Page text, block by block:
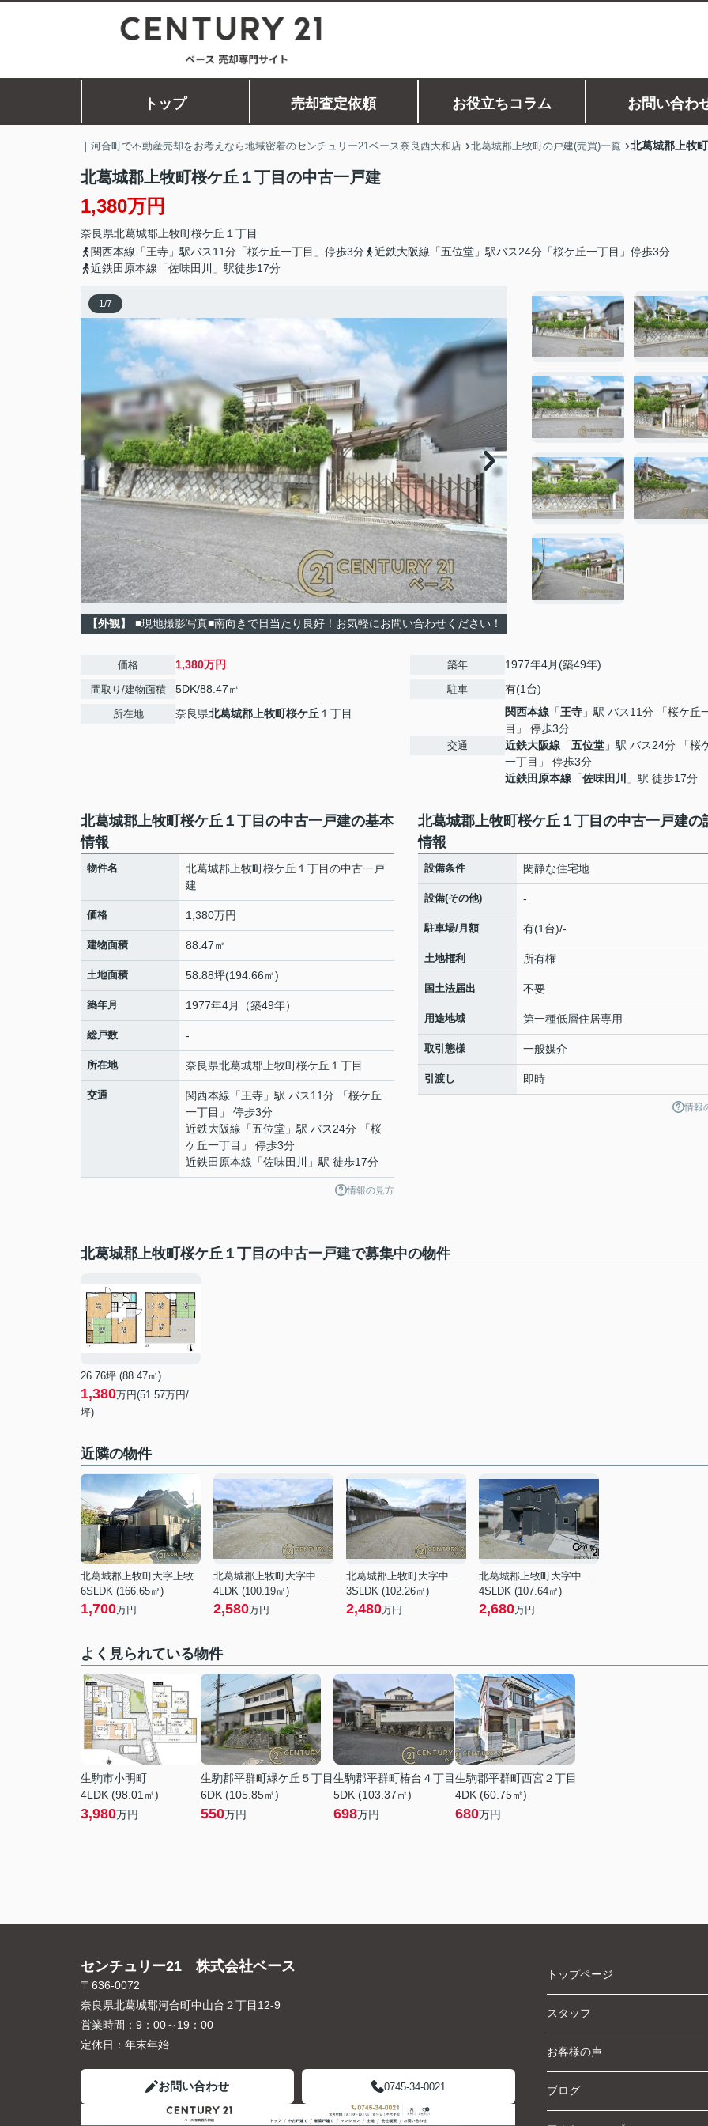
トップ 売却査定依頼 お役立ちコラム お問い合わ
｜河合町で不動産売却をお考えなら地域密着のセンチュリー21ベース奈良西大和店 北葛城郡上牧町の戸建(売買)一覧 北葛城郡上牧
北葛城郡上牧町桜ケ丘１丁目の中古一戸建
1,380万円
奈良県北葛城郡上牧町桜ケ丘 １丁目
関西本線「王寺」駅バス11分「桜ケ丘一丁目」停歩3分
近鉄大阪線「五位堂」駅バス24分「桜ケ丘一丁目」停歩3分
近鉄田原本線「佐味田川」駅徒歩17分
1/7
【外観】 ■現地撮影写真■南向きで日当たり良好！お気軽にお問い合わせください！
価格 1,380万円
間取り/建物面積 5DK/88.47㎡
所在地 奈良県北葛城郡上牧町桜ケ丘 １丁目
築年 1977年4月(築49年)
駐車 有(1台)
交通
関西本線 「王寺 」駅 バス11分 「桜ケ丘
目」 停歩3分
近鉄大阪線 「五位堂 」駅 バス24分 「桜
一丁目」 停歩3分
近鉄田原本線 「佐味田川 」駅 徒歩17分
北葛城郡上牧町桜ケ丘１丁目の中古一戸建の基本
情報
物件名
北葛城郡上牧町桜ケ丘１丁目の中古一戸
建
価格 1,380万円
建物面積 88.47㎡
土地面積 58.88坪(194.66㎡)
築年月 1977年4月（築49年）
総戸数 -
所在地 奈良県北葛城郡上牧町桜ケ丘 １丁目
交通 関西本線 「王寺 」駅 バス11分 「桜ケ丘
一丁目」 停歩3分
近鉄大阪線 「五位堂 」駅 バス24分 「桜
ケ丘一丁目」 停歩3分
近鉄田原本線 「佐味田川 」駅 徒歩17分
情報の見方
北葛城郡上牧町桜ケ丘１丁目の中古一戸建の
情報
設備条件 閑静な住宅地
設備(その他) -
駐車場/月額 有(1台)/-
土地権利 所有権
国土法届出 不要
用途地域 第一種低層住居専用
取引態様 一般媒介
引渡し 即時
情報
北葛城郡上牧町桜ケ丘１丁目の中古一戸建で募集中の物件
26.76坪 (88.47㎡)
1,380万円(51.57万円/
坪)
近隣の物件
北葛城郡上牧町大字上牧
6SLDK (166.65㎡)
1,700万円
北葛城郡上牧町大字中筋出作
4LDK (100.19㎡)
2,580万円
北葛城郡上牧町大字中筋出作
3SLDK (102.26㎡)
2,480万円
北葛城郡上牧町大字中筋出作
4SLDK (107.64㎡)
2,680万円
よく見られている物件
生駒市小明町
4LDK (98.01㎡)
3,980万円
生駒郡平群町緑ケ丘５丁目
6DK (105.85㎡)
550万円
生駒郡平群町椿台４丁目
5DK (103.37㎡)
698万円
生駒郡平群町西宮２丁目
4DK (60.75㎡)
680万円
センチュリー21 株式会社ベース
〒636-0072
奈良県北葛城郡河合町中山台２丁目12-9
営業時間： 9：00～19：00
定休日： 年末年始
お問い合わせ 0745-34-0021
トップページ
スタッフ
お客様の声
ブログ